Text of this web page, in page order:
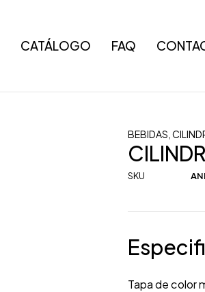
CATÁLOGO FAQ
BEBIDAS ,
SKU
Tapa de color